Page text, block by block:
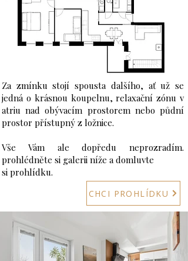
Za zmínku stojí spousta dalšího, ať už se
jedná o krásnou koupelnu, relaxační zónu v
atriu nad obývacím prostorem nebo půdní
prostor přístupný z ložnice.
​Vše Vám ale dopředu neprozradím.
prohlédněte si galerii níže a domluvte
si prohlídku.
CHCI PROHLÍDKU